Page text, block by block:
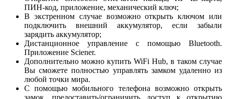
ПИН-код, приложение, механический ключ;
В экстренном случае возможно открыть ключом или
подключить внешний аккумулятор, если забыли
зарядить аккумулятор;
Дистанционное управление с помощью Bluetooth.
Приложение Sciener.
Дополнительно можно купить WiFi Hub, в таком случае
Вы сможете полностью управлять замком удаленно из
любой точки мира.
C помощью мобильного телефона возможно открыть
замок, предоставить/ограничить доступ к открытию